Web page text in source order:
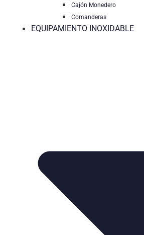
Cajón Monedero
Comanderas
EQUIPAMIENTO INOXIDABLE